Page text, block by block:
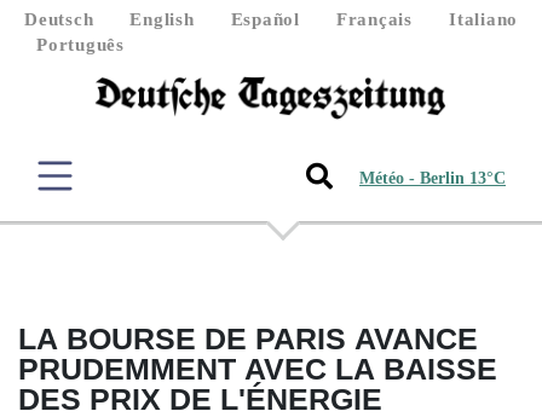
Deutsch English Español Français
Italiano
Português
Météo - Berlin 13°C
LA BOURSE DE PARIS AVANCE
PRUDEMMENT AVEC LA BAISSE
DES PRIX DE L'ÉNERGIE